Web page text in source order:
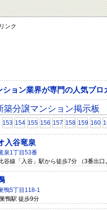
ンク
ション業界が専門の人気ブ
築分譲マンション掲示板
153 154 155 156 157 158 159 160
入谷竜泉
泉1丁目53番
谷線「入谷」駅から徒歩7分 （3番出口
鴨5丁目118-1
鴨駅 徒歩9分